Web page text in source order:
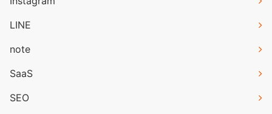
LINE
note
SaaS
SEO